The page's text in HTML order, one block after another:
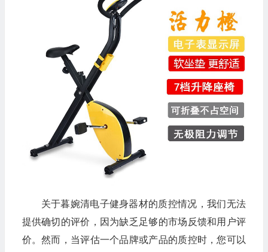
关于暮婉清电子健身器材的质控情况，我们无法
提供确切的评价，因为缺乏足够的市场反馈和用户评
价。然而，当评估一个品牌或产品的质控时，您可以